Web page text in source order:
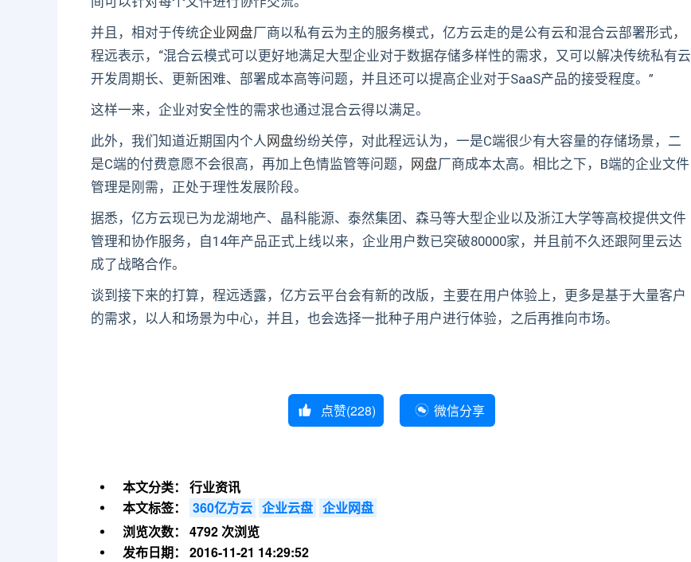
并且，相对于传统企业网盘厂商以私有云为主的服务模式，亿方云走的是公有云和混合云部署形式，
程远表示，“混合云模式可以更好地满足大型企业对于数据存储多样性的需求，又可以解决传统私有云
开发周期长、更新困难、部署成本高等问题，并且还可以提高企业对于SaaS产品的接受程度。”
这样一来，企业对安全性的需求也通过混合云得以满足。
此外，我们知道近期国内个人 网盘纷纷关停，对此程远认为，一是C端很少有大容量的存储场景，二
是C端的付费意愿不会很高，再加上色情监管等问题， 网盘厂商成本太高。相比之下，B端的企业文件
管理是刚需，正处于理性发展阶段。
据悉，亿方云现已为龙湖地产、晶科能源、泰然集团、森马等大型企业以及浙江大学等高校提供文件
管理和协作服务，自14年产品正式上线以来，企业用户数已突破80000家，并且前不久还跟阿里云达
成了战略合作。
谈到接下来的打算，程远透露，亿方云平台会有新的改版，主要在用户体验上，更多是基于大量客户
的需求，以人和场景为中心，并且，也会选择一批种子用户进行体验，之后再推向市场。
点赞(228) 微信分享
本文分类：
行业资讯
本文标签：
360亿方云 企业云盘 企业网盘
浏览次数：
4792 次浏览
发布日期：
2016-11-21 14:29:52